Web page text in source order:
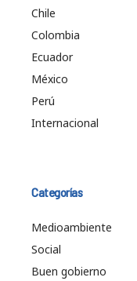
Chile
Colombia
Ecuador
México
Perú
Internacional
Categorías
Medioambiente
Social
Buen gobierno